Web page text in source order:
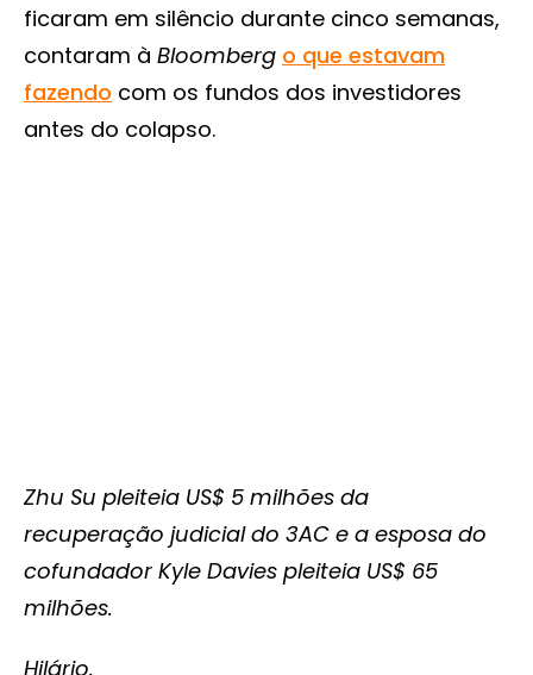
ficaram em silêncio durante cinco semanas,
contaram à Bloomberg o que estavam
fazendo com os fundos dos investidores
antes do colapso.
Zhu Su pleiteia US$ 5 milhões da
recuperação judicial do 3AC e a esposa do
cofundador Kyle Davies pleiteia US$ 65
milhões.
Hilário.